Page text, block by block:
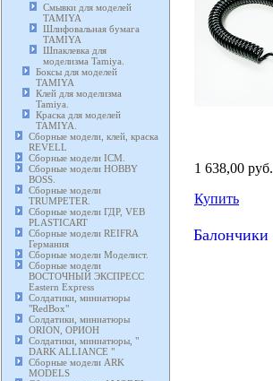
Смывки для моделей
TAMIYA
Шлифовальная бумага
TAMIYA
Шпаклевка для
моделизма Tamiya.
Боксы для моделей
TAMIYA
Клей для моделизма
Tamiya.
Краска для моделей
TAMIYA.
Сборные модели, клей, краска
REVELL
Сборные модели ICM.
Сборные модели HOBBY
BOSS.
Сборные модели
TRUMPETER.
Сборные модели ГДР, VEB
PLASTICART
Сборные модели REIFRA
Германия
Сборные модели Моделист.
Сборные модели
ВОСТОЧНЫЙ ЭКСПРЕСС
Eastern Express
Солдатики, миниатюры
"RedBox"
Солдатики, миниатюры
ORION, ОРИОН
Солдатики, миниатюры, "
DARK ALLIANCE "
Сборные модели ARK
MODELS
1 638,00 руб.
Купить
Балончики